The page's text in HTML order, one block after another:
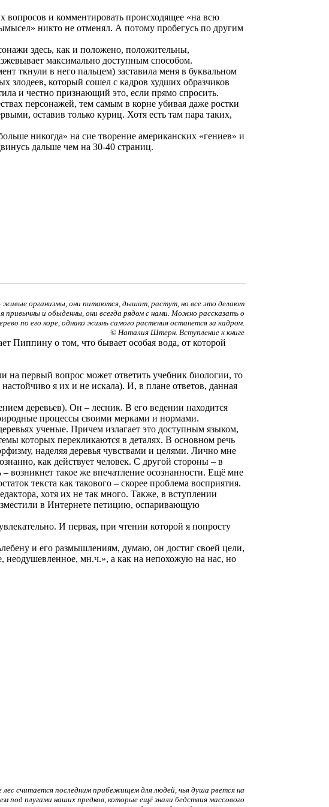
вопросов и комментировать происходящее «на всю
никто не отменял. А потому пробегусь по другим
здесь, как и положено, положительны,
максимально доступным способом.
ткнули в него пальцем) заставила меня в буквальном
злодеев, который сошел с кадров худших образчиков
и честно признающий это, если прямо спросить.
персонажей, тем самым в корне убивая даже ростки
оставив только куриц. Хотя есть там пара таких,
никогда» на сие творение американских «гениев» и
дальше чем на 30-40 страниц.
– живые организмы, они питаются, дышат, растут, но все это делают
привычны и обыденны, они всегда рядом с нами. Можно рассказать о
по его коре, однако жизнь самого растения останется за кадром.
© Наталия Штерн. Вступление к книге
Пиппину о том, что бывает особая вода, от которой
на первый вопрос может ответить учебник биологии, то
я их и не искала). И, в плане ответов, данная
деревьев). Он – лесник. В его ведении находится
процессы своими мерками и нормами.
ученые. Причем излагает это доступным языком,
которых перекликаются в деталях. В основном речь
наделяя деревья чувствами и целями. Лично мне
как действует человек. С другой стороны – в
возникнет такое же впечатление осознанности. Ещё мне
текста как такового – скорее проблема восприятия.
хотя их не так много. Также, в вступлении
в Интернете петицию, оспаривающую
И первая, при чтении которой я попросту
и его размышлениям, думаю, он достиг своей цели,
неодушевленное, мн.ч.», а как на непохожую на нас, но
считается последним прибежищем для людей, чья душа рвется на
под плугами наших предков, которые ещё знали бедствия массового